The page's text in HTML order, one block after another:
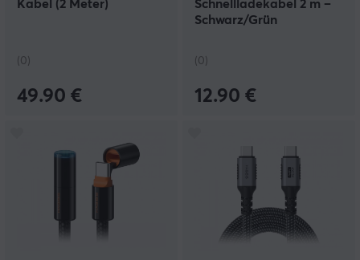
Kabel (2 Meter)
(0)
49.90 €
Schnellladekabel 2 m –
Schwarz/Grün
(0)
12.90 €